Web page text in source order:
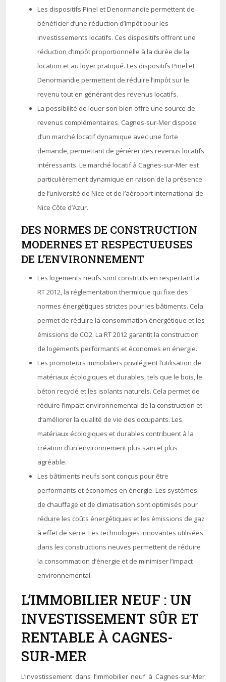
Les dispositifs Pinel et Denormandie permettent de
bénéficier d’une réduction d’impôt pour les
investissements locatifs. Ces dispositifs offrent une
réduction d’impôt proportionnelle à la durée de la
location et au loyer pratiqué. Les dispositifs Pinel et
Denormandie permettent de réduire l’impôt sur le
revenu tout en générant des revenus locatifs.
La possibilité de louer son bien offre une source de
revenus complémentaires. Cagnes-sur-Mer dispose
d’un marché locatif dynamique avec une forte
demande, permettant de générer des revenus locatifs
intéressants. Le marché locatif à Cagnes-sur-Mer est
particulièrement dynamique en raison de la présence
de l’université de Nice et de l’aéroport international de
Nice Côte d’Azur.
DES NORMES DE CONSTRUCTION
MODERNES ET RESPECTUEUSES
DE L’ENVIRONNEMENT
Les logements neufs sont construits en respectant la
RT 2012, la réglementation thermique qui fixe des
normes énergétiques strictes pour les bâtiments. Cela
permet de réduire la consommation énergétique et les
émissions de CO2. La RT 2012 garantit la construction
de logements performants et économes en énergie.
Les promoteurs immobiliers privilégient l’utilisation de
matériaux écologiques et durables, tels que le bois, le
béton recyclé et les isolants naturels. Cela permet de
réduire l’impact environnemental de la construction et
d’améliorer la qualité de vie des occupants. Les
matériaux écologiques et durables contribuent à la
création d’un environnement plus sain et plus
agréable.
Les bâtiments neufs sont conçus pour être
performants et économes en énergie. Les systèmes
de chauffage et de climatisation sont optimisés pour
réduire les coûts énergétiques et les émissions de gaz
à effet de serre. Les technologies innovantes utilisées
dans les constructions neuves permettent de réduire
la consommation d’énergie et de minimiser l’impact
environnemental.
L’IMMOBILIER NEUF : UN
INVESTISSEMENT SÛR ET
RENTABLE À CAGNES-
SUR-MER
L’investissement dans l’immobilier neuf à Cagnes-sur-Mer